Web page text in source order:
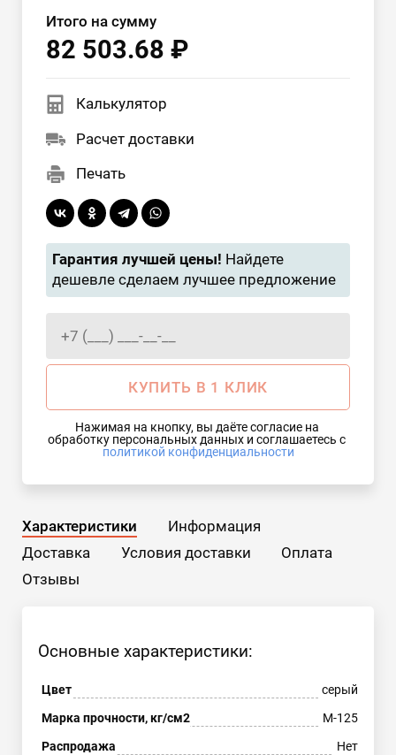
Итого на сумму
82 503.68 ₽
Калькулятор
Расчет доставки
Печать
Гарантия лучшей цены! Найдете
дешевле сделаем лучшее предложение
КУПИТЬ В 1 КЛИК
Нажимая на кнопку, вы даёте согласие на
политикой конфиденциальности
Характеристики
Информация
Доставка
Условия доставки
Оплата
Отзывы
Основные характеристики:
Цвет
серый
Марка прочности, кг/см2
М-125
Распродажа
Нет